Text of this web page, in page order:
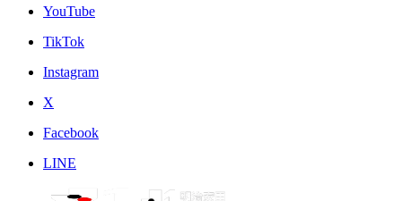
YouTube
TikTok
Instagram
X
Facebook
LINE